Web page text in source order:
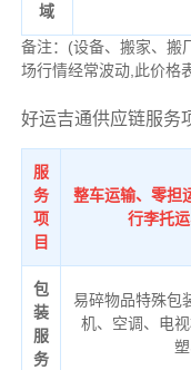
域
备注：(设备、搬家、搬
场行情经常波动,此价格
好运吉通供应链服务
服
务
项
目
整车运输、零担
行李托
包
装
服
务
易碎物品特殊包
机、空调、电